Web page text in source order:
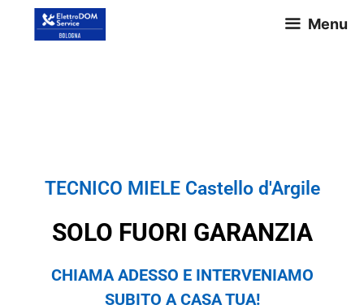
Menu
TECNICO MIELE Castello d'Argile
SOLO FUORI GARANZIA
CHIAMA ADESSO E INTERVENIAMO
SUBITO A CASA TUA!